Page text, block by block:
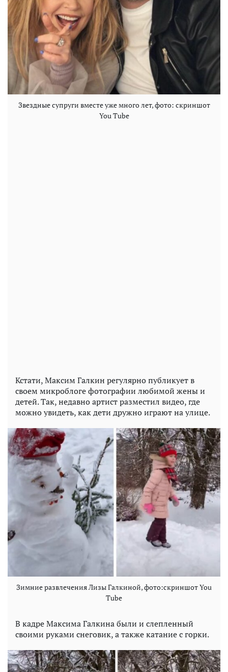
Звездные супруги вместе уже много лет, фото: скриншот
You Tube
Кстати, Максим Галкин регулярно публикует в
своем микроблоге фотографии любимой жены и
детей. Так, недавно артист разместил видео, где
можно увидеть, как дети дружно играют на улице.
Зимние развлечения Лизы Галкиной, фото:скриншот You
Tube
В кадре Максима Галкина были и слепленный
своими руками снеговик, а также катание с горки.